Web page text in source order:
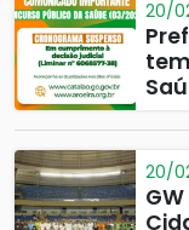
20/
20/